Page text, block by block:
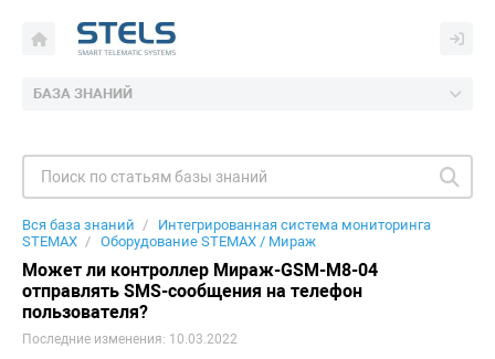
БАЗА ЗНАНИЙ
Вся база знаний
Интегрированная система мониторинга
STEMAX
Оборудование STEMAX / Мираж
Может ли контроллер Мираж-GSM-M8-04
отправлять SMS-сообщения на телефон
пользователя?
Последние изменения: 10.03.2022